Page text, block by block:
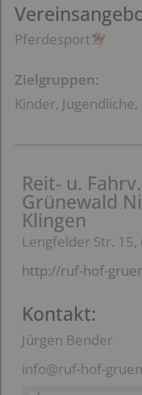
Pferdesport
Zielgruppen:
Kinder,
Reit- u.
Grünewald
Klingen
Lengfelder Str.
http://ruf-hof-
Kontakt:
Jürgen Bender
info@ruf-hof-